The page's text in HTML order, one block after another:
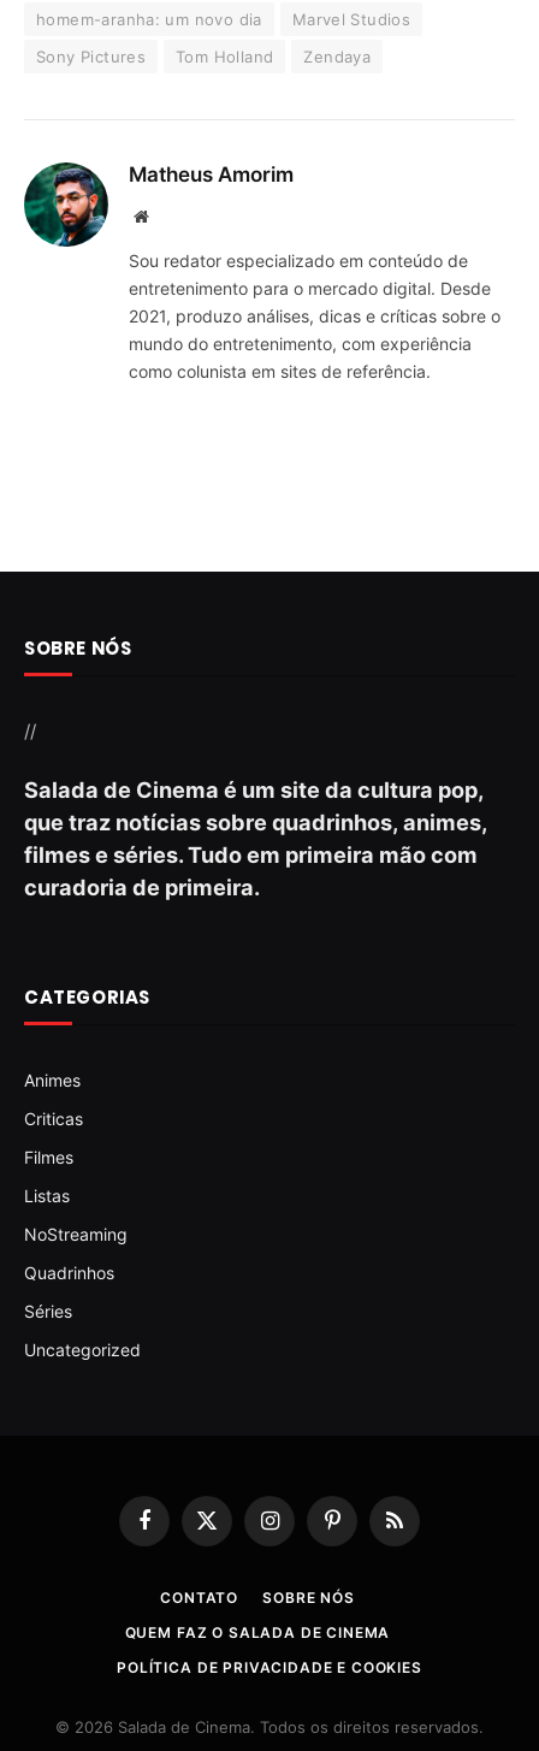
homem-aranha: um novo dia
Marvel Studios
Sony Pictures
Tom Holland Zendaya
Matheus Amorim
Website
Sou redator especializado em conteúdo de
entretenimento para o mercado digital. Desde
2021, produzo análises, dicas e críticas sobre o
mundo do entretenimento, com experiência
como colunista em sites de referência.
SOBRE NÓS
//
Salada de Cinema é um site da cultura pop,
que traz notícias sobre quadrinhos, animes,
filmes e séries. Tudo em primeira mão com
curadoria de primeira.
CATEGORIAS
Animes
Criticas
Filmes
Listas
NoStreaming
Quadrinhos
Séries
Uncategorized
Facebook
X
(Twitter)
InstagramPinterestRSS
CONTATO
SOBRE NÓS
QUEM FAZ O SALADA DE CINEMA
POLÍTICA DE PRIVACIDADE E COOKIES
© 2026 Salada de Cinema. Todos os direitos reservados.